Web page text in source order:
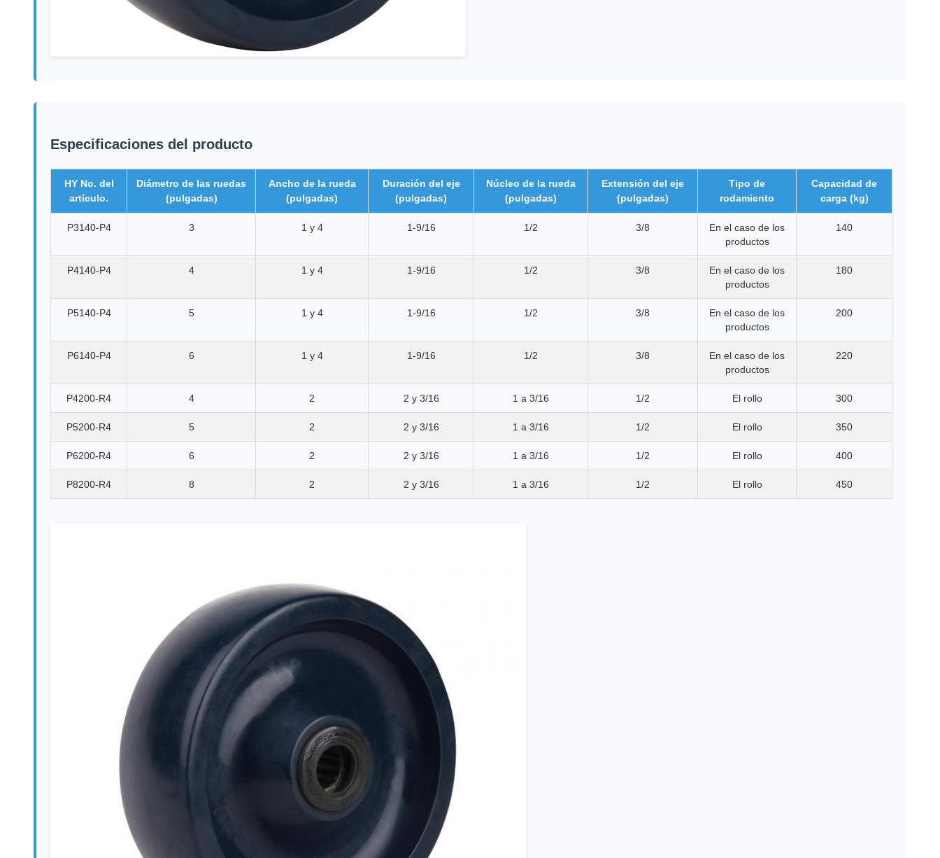
Especificaciones del producto
HY No. del
artículo.
Diámetro de las ruedas
(pulgadas)
Ancho de la rueda
(pulgadas)
Duración del eje
(pulgadas)
Núcleo de la rueda
(pulgadas)
Extensión del eje
(pulgadas)
Tipo de
rodamiento
Capacidad de
carga (kg)
P3140-P4 3 1 y 4 1-9/16 1/2 3/8
En el caso de los
productos
140
P4140-P4 4 1 y 4 1-9/16 1/2 3/8
En el caso de los
productos
180
P5140-P4 5 1 y 4 1-9/16 1/2 3/8
En el caso de los
productos
200
P6140-P4 6 1 y 4 1-9/16 1/2 3/8
En el caso de los
productos
220
P4200-R4 4 2 2 y 3/16 1 a 3/16 1/2 El rollo 300
P5200-R4 5 2 2 y 3/16 1 a 3/16 1/2 El rollo 350
P6200-R4 6 2 2 y 3/16 1 a 3/16 1/2 El rollo 400
P8200-R4 8 2 2 y 3/16 1 a 3/16 1/2 El rollo 450